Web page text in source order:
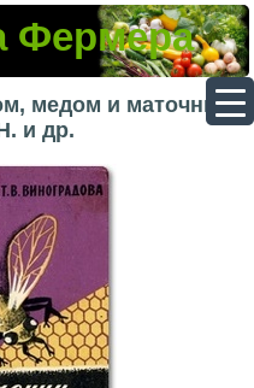
Фермера
медом и маточным
и др.